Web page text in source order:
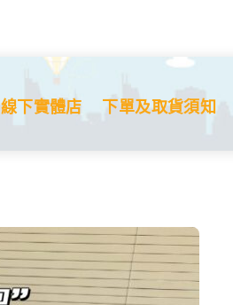
線下實體店 下單及取貨須知